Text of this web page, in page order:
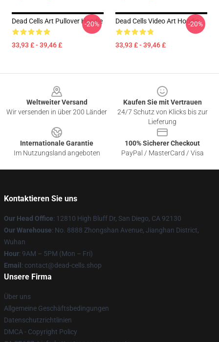
Dead Cells Art Pullover Hoodie
33,93 £ - 39,46 £
-20% Dead Cells Video Art Hoodie
33,93 £ - 39,46 £
-20%
Weltweiter Versand
Wir versenden in über 200 Länder
Kaufen Sie mit Vertrauen
24/7 Schutz von Klicks bis zur
Lieferung
Internationale Garantie
Im Nutzungsland angeboten
100% Sicherer Checkout
PayPal / MasterCard / Visa
Kontaktieren Sie uns
Our Head Office: 12810 High Bluff Dr, San Diego, CA 92130
Our Warehouse: No. 8888 Zhongshan Avenue, Jianghan District,
Wuhan
Hour: 9AM – 5PM (Mon – Fri)
Email : contact@dead-cells.shop
Unsere Firma
Über uns
Allgemeine Geschäftsbedingungen
Datenschutzrichtlinien
DMCA - Copyright Policy